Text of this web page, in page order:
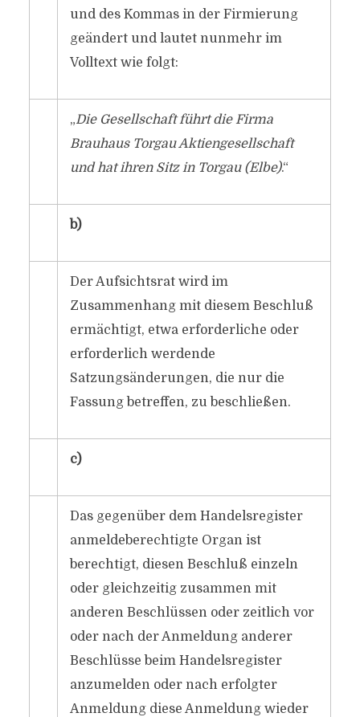
und des Kommas in der Firmierung
geändert und lautet nunmehr im
Volltext wie folgt:
„Die Gesellschaft führt die Firma
Brauhaus Torgau Aktiengesellschaft
und hat ihren Sitz in Torgau (Elbe).“
b)
Der Aufsichtsrat wird im
Zusammenhang mit diesem Beschluß
ermächtigt, etwa erforderliche oder
erforderlich werdende
Satzungsänderungen, die nur die
Fassung betreffen, zu beschließen.
c)
Das gegenüber dem Handelsregister
anmeldeberechtigte Organ ist
berechtigt, diesen Beschluß einzeln
oder gleichzeitig zusammen mit
anderen Beschlüssen oder zeitlich vor
oder nach der Anmeldung anderer
Beschlüsse beim Handelsregister
anzumelden oder nach erfolgter
Anmeldung diese Anmeldung wieder